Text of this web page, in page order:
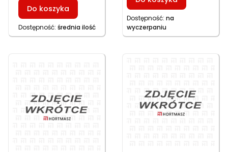
Do koszyka
Dostępność: średnia ilość
Dostępność: na
wyczerpaniu